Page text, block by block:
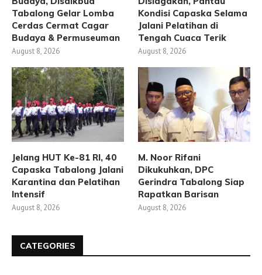
Tabalong Gelar Lomba
Cerdas Cermat Cagar
Budaya & Permuseuman
August 8, 2026
Kondisi Capaska Selama
Jalani Pelatihan di
Tengah Cuaca Terik
August 8, 2026
Jelang HUT Ke-81 RI, 40
Capaska Tabalong Jalani
Karantina dan Pelatihan
Intensif
August 8, 2026
M. Noor Rifani
Dikukuhkan, DPC
Gerindra Tabalong Siap
Rapatkan Barisan
August 8, 2026
CATEGORIES